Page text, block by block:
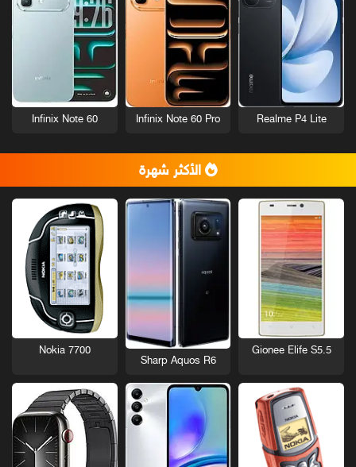
Realme P4 Lite
Infinix Note 60 Pro
Infinix Note 60
الأكثر شهرة
Gionee Elife S5.5
Sharp Aquos R6
Nokia 7700